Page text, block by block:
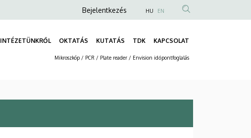
Anonim
fiók
Bejelentkezés HU EN
INTÉZETÜNKRŐL OKTATÁS KUTATÁS TDK KAPCSOLAT
Mikroszkóp / PCR / Plate reader / Envision időpontfoglalás